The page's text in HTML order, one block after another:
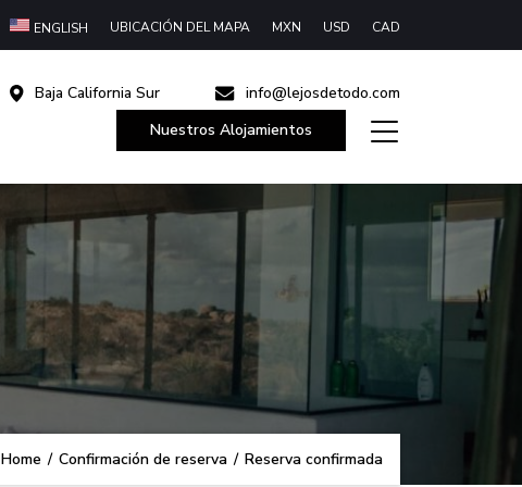
ENGLISH UBICACIÓN DEL MAPA MXN USD CAD
Baja California Sur
info@lejosdetodo.com
Nuestros Alojamientos
Home / Confirmación de reserva / Reserva confirmada